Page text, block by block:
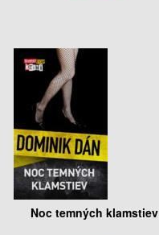
Noc temných klamstiev